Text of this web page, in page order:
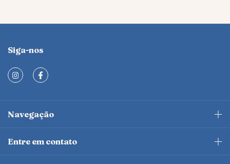
Siga-nos
Navegação
Entre em contato